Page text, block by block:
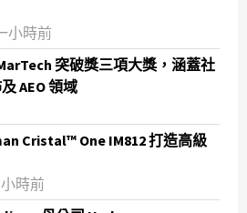
小時前
突破獎三項大獎，涵蓋社
AEO 領域
Cristal™ One IM812 打造高級
時前